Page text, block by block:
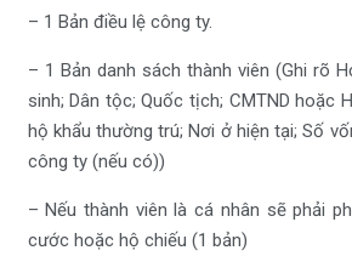
– 1 Bản điều lệ công ty.
– 1 Bản danh sách thành viên (Ghi rõ
sinh; Dân tộc; Quốc tịch; CMTND hoặc
hộ khẩu thường trú; Nơi ở hiện tại; Số
công ty (nếu có))
– Nếu thành viên là cá nhân sẽ phải
cước hoặc hộ chiếu (1 bản)